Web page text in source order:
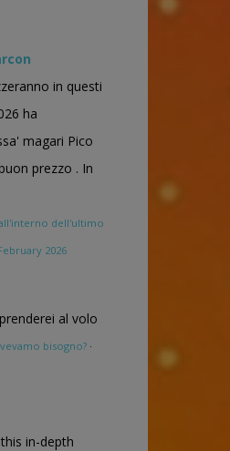
in questi
ha
magari Pico
prezzo . In
dell'ultimo
2026
al volo
bisogno? ·
in-depth